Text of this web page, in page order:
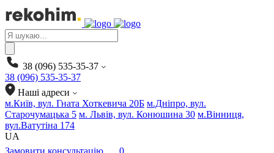
Products
search
38 (096) 535-35-37
38 (096) 535-35-37
Наші адреси
м.Київ, вул. Гната Хоткевича 20Б м.Дніпро, вул.
Старочумацька 5 м. Львів, вул. Конюшина 30 м.Вінниця,
вул.Ватутіна 174
UA
Замовити консультацію
0